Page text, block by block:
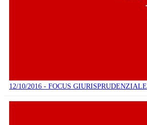
12/10/2016 - FOCUS GIURISPRUDENZIALE